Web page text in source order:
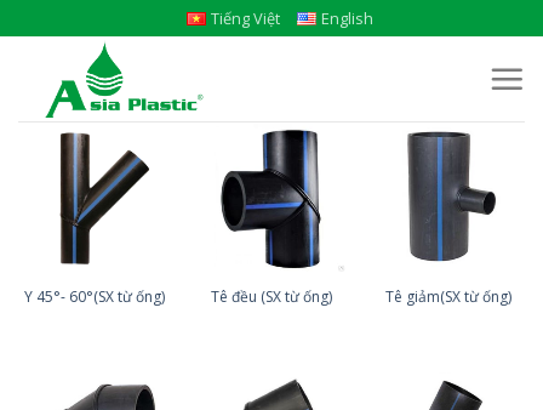
to
content
Tiếng Việt English
Y 45°- 60°(SX từ ống) Tê đều (SX từ ống) Tê giảm(SX từ ống)